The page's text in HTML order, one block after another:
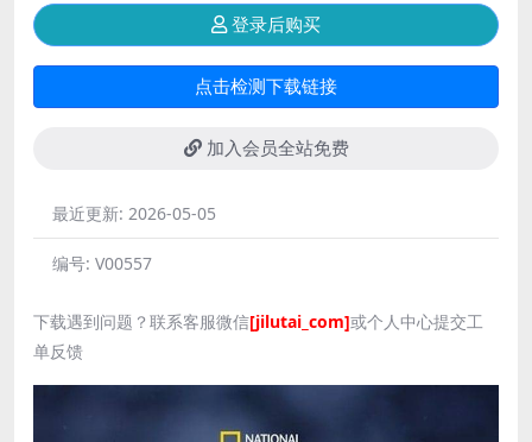
登录后购买
点击检测下载链接
加入会员全站免费
最近更新: 2026-05-05
编号: V00557
下载遇到问题？联系客服微信[jilutai_com]或个人中心提交工
单反馈